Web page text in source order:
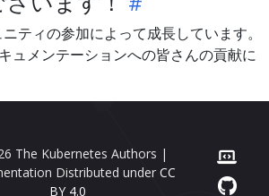
ティの参加によって成長しています。
ュメンテーションへの皆さんの貢献に
The Kubernetes Authors |
Distributed under CC
BY 4.0